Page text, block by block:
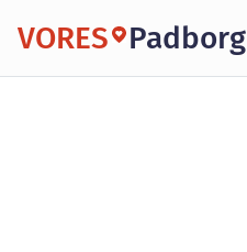
VORES Padborg